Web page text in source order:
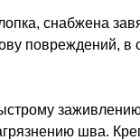
снабжена
повреждений, в
шва.